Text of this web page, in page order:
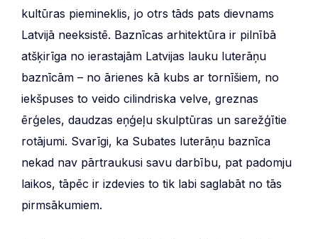
kultūras piemineklis, jo otrs tāds pats dievnams
Latvijā neeksistē. Baznīcas arhitektūra ir pilnībā
atšķirīga no ierastajām Latvijas lauku luterāņu
baznīcām – no ārienes kā kubs ar tornīšiem, no
iekšpuses to veido cilindriska velve, greznas
ērģeles, daudzas eņģeļu skulptūras un sarežģītie
rotājumi. Svarīgi, ka Subates luterāņu baznīca
nekad nav pārtraukusi savu darbību, pat padomju
laikos, tāpēc ir izdevies to tik labi saglabāt no tās
pirmsākumiem.